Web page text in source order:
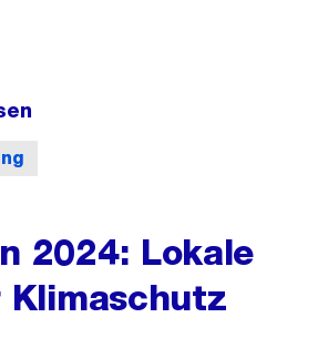
2024: Lokale
Klimaschutz